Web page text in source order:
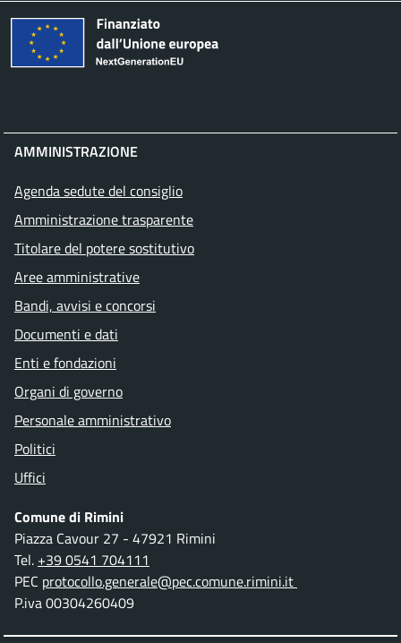
AMMINISTRAZIONE
Agenda sedute del consiglio
Amministrazione trasparente
Titolare del potere sostitutivo
Aree amministrative
Bandi, avvisi e concorsi
Documenti e dati
Enti e fondazioni
Organi di governo
Personale amministrativo
Politici
Uffici
Comune di Rimini
Piazza Cavour 27 - 47921 Rimini
Tel. +39 0541 704111
PEC protocollo.generale@pec.comune.rimini.it
P.iva 00304260409